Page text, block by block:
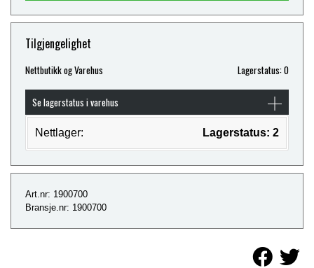
Tilgjengelighet
Nettbutikk og Varehus Lagerstatus: 0
Se lagerstatus i varehus
Nettlager: Lagerstatus: 2
Art.nr: 1900700
Bransje.nr: 1900700